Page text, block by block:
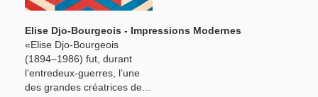
Elise Djo-Bourgeois - Impressions Modernes
«Elise Djo-Bourgeois
(1894–1986) fut, durant
l’entredeux-guerres, l’une
des grandes créatrices de...